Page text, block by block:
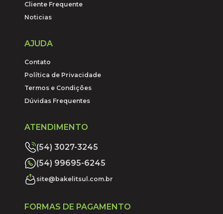
Cliente Frequente
Noticias
AJUDA
Contato
Política de Privacidade
Termos e Condições
Dúvidas Frequentes
ATENDIMENTO
(54) 3027-3245
(54) 99695-6245
site@bakelitsul.com.br
FORMAS DE PAGAMENTO